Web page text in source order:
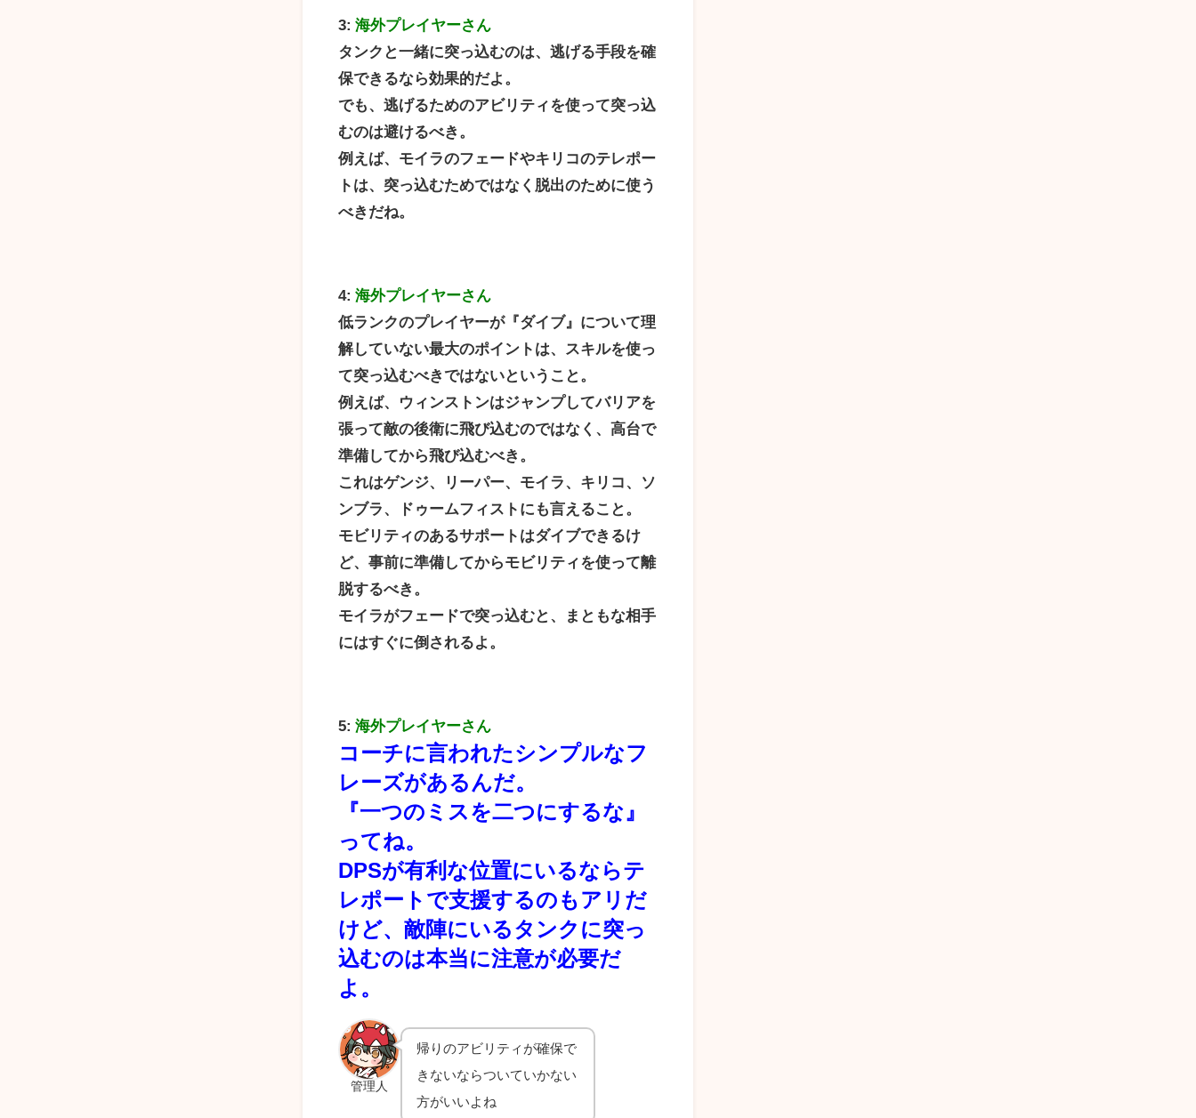
3: 海外プレイヤーさん
タンクと一緒に突っ込むのは、逃げる手段を確
保できるなら効果的だよ。
でも、逃げるためのアビリティを使って突っ込
むのは避けるべき。
例えば、モイラのフェードやキリコのテレポー
トは、突っ込むためではなく脱出のために使う
べきだね。
4: 海外プレイヤーさん
低ランクのプレイヤーが『ダイブ』について理
解していない最大のポイントは、スキルを使っ
て突っ込むべきではないということ。
例えば、ウィンストンはジャンプしてバリアを
張って敵の後衛に飛び込むのではなく、高台で
準備してから飛び込むべき。
これはゲンジ、リーパー、モイラ、キリコ、ソ
ンブラ、ドゥームフィストにも言えること。
モビリティのあるサポートはダイブできるけ
ど、事前に準備してからモビリティを使って離
脱するべき。
モイラがフェードで突っ込むと、まともな相手
にはすぐに倒されるよ。
5: 海外プレイヤーさん
コーチに言われたシンプルなフ
レーズがあるんだ。
『一つのミスを二つにするな』
ってね。
DPSが有利な位置にいるならテ
レポートで支援するのもアリだ
けど、敵陣にいるタンクに突っ
込むのは本当に注意が必要だ
よ。
管理人
帰りのアビリティが確保で
きないならついていかない
方がいいよね